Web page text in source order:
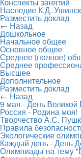
Наследие К.Д.
Разместить доклад
← Назад
Дошкольное
Начальное общее
Основное общее
Среднее (полное)
Среднее
Высшее
Дополнительное
Разместить доклад
← Назад
9 мая - День
Россия - Родина моя!
Творчество А.С.
Правила
Экологические
Каждый день - День
Олимпиады на тему